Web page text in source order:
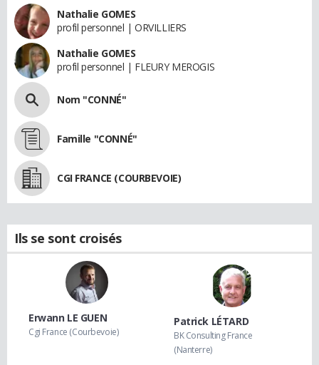
Nathalie GOMES
profil personnel | ORVILLIERS
Nathalie GOMES
profil personnel | FLEURY MEROGIS
Nom "CONNÉ"
Famille "CONNÉ"
CGI FRANCE (COURBEVOIE)
Ils se sont croisés
Erwann LE GUEN
Cgi France (Courbevoie)
Patrick LÉTARD
BK Consulting France
(Nanterre)